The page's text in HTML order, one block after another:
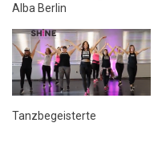
Alba Berlin
Tanzbegeisterte